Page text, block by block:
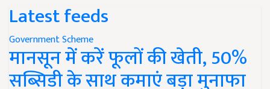
Latest feeds
Government Scheme
मानसून में करें फूलों की खेती, 50%
सब्सिडी के साथ कमाएं बड़ा मुनाफा